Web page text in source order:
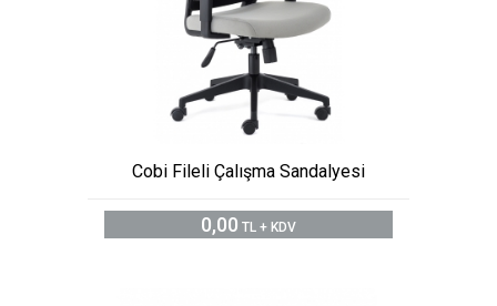
Cobi Fileli Çalışma Sandalyesi
0,00 TL + KDV